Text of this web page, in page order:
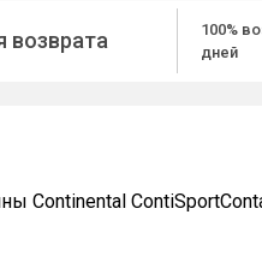
возврата
100%
дней
Continental